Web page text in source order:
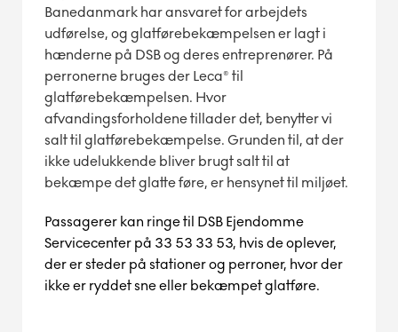
Banedanmark har ansvaret for arbejdets
udførelse, og glatførebekæmpelsen er lagt i
hænderne på DSB og deres entreprenører. På
perronerne bruges der Leca® til
glatførebekæmpelsen. Hvor
afvandingsforholdene tillader det, benytter vi
salt til glatførebekæmpelse. Grunden til, at der
ikke udelukkende bliver brugt salt til at
bekæmpe det glatte føre, er hensynet til miljøet.
Passagerer kan ringe til DSB Ejendomme
Servicecenter på 33 53 33 53, hvis de oplever,
der er steder på stationer og perroner, hvor der
ikke er ryddet sne eller bekæmpet glatføre.